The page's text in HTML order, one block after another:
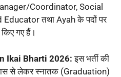
Coordinator, Social
तथा Ayah के पदों पर
गए हैं।
Ikai Bharti 2026: इस भर्ती की
से लेकर स्नातक (Graduation)